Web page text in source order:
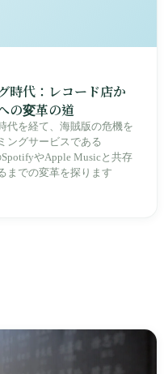
時代：レコード店か
の変革の道
代を経て、海賊版の危機を
ングサービスである
やApple Musicと共存
までの変革を探ります